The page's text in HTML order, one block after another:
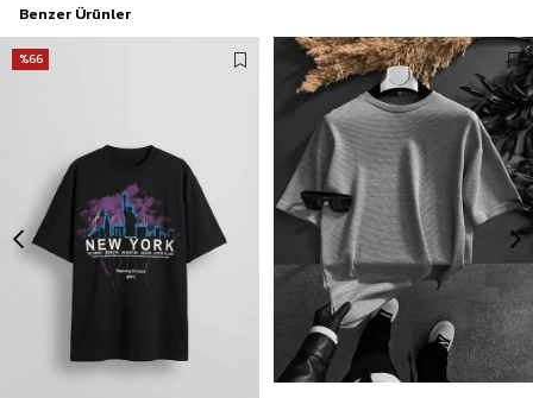
Benzer Ürünler
%66